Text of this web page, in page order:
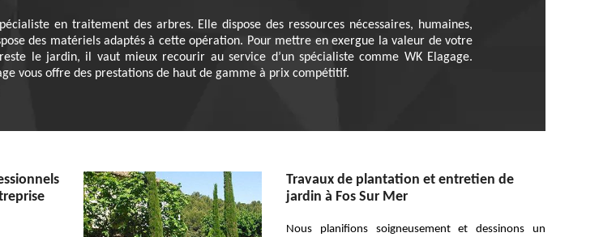
en traitement des arbres. Elle dispose des ressources nécessaires, humaines,
des matériels adaptés à cette opération. Pour mettre en exergue la valeur de votre
le jardin, il vaut mieux recourir au service d’un spécialiste comme WK Elagage.
vous offre des prestations de haut de gamme à prix compétitif.
Travaux de plantation et entretien de
jardin à Fos Sur Mer
Nous planifions soigneusement et dessinons un